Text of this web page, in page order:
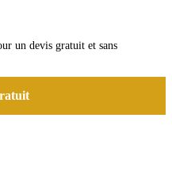
un devis gratuit et sans